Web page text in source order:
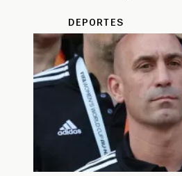
DEPORTES